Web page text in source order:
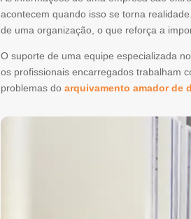
acontecem quando isso se torna
de uma organização, o que reforça a
O suporte de uma equipe especializada
os profissionais encarregados trabalham
problemas doarquivamento amador de